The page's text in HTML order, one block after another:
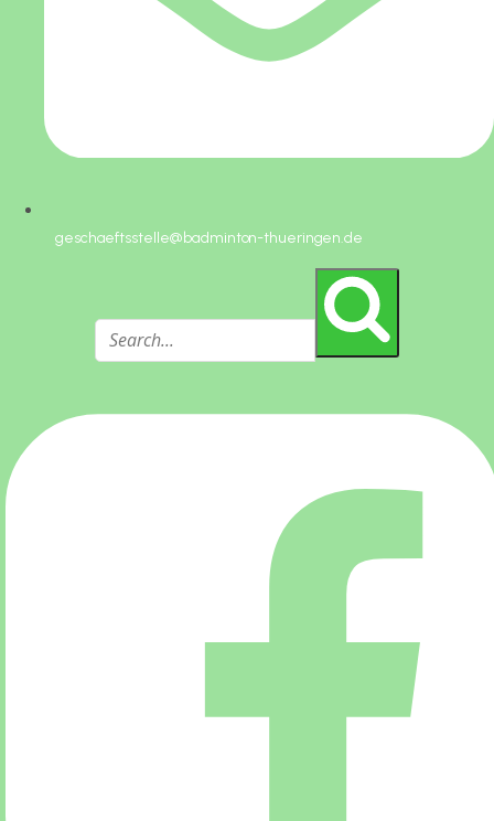
geschaeftsstelle@badminton-thueringen.de